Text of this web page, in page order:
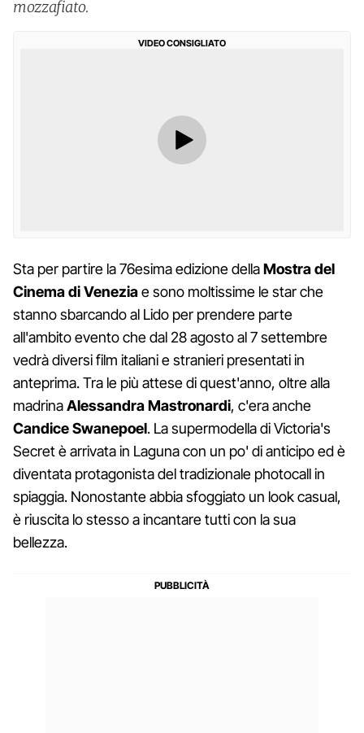
mozzafiato.
VIDEO CONSIGLIATO
Sta per partire la 76esima edizione dellaMostra del
Cinema di Veneziae sono moltissime le star che
stanno sbarcando al Lido per prendere parte
all'ambito evento che dal 28 agosto al 7 settembre
vedrà diversi film italiani e stranieri presentati in
anteprima. Tra le più attese di quest'anno, oltre alla
madrinaAlessandra Mastronardi, c'era anche
Candice Swanepoel. La supermodella di Victoria's
Secret è arrivata in Laguna con un po' di anticipo ed è
diventata protagonista del tradizionale photocall in
spiaggia. Nonostante abbia sfoggiato un look casual,
è riuscita lo stesso a incantare tutti con la sua
bellezza.